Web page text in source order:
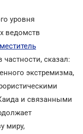
уровня
ведомств
частности, сказал:
экстремизма,
и связанными
миру,